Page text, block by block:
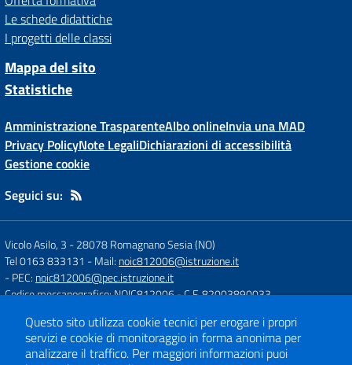
Le schede didattiche
I progetti delle classi
Mappa del sito
Statistiche
Amministrazione TrasparenteAlbo onlineInvia una MAD
Privacy PolicyNote LegaliDichiarazioni di accessibilità
Gestione cookie
Seguici su:
Vicolo Asilo, 3 -28078 Romagnano Sesia (NO)
Tel 0163 833131 - Mail: noic812006@istruzione.it
- PEC: noic812006@pec.istruzione.it
Codice meccanografico: NOIC812006- C.F. 82003890033
Concept & Design by Designers Italia
Questo sito utilizza cookie tecnici per erogare i propri
servizi e cookie di monitoraggio in forma anonima per
analizzare il traffico. Per maggiori informazioni puoi